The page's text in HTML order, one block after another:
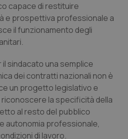
di Bolzano
di Trento
& Rettocolite Ulcerosa
neurodegenerative
capace di restituire
e prospettiva professionale a
il funzionamento degli
sindacato una semplice
dei contratti nazionali non è
un progetto legislativo e
la specificità della
al resto del pubblico
autonomia professionale,
di lavoro.